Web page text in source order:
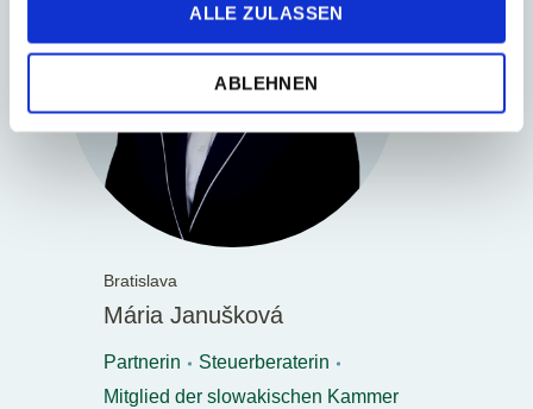
ALLE ZULASSEN
ABLEHNEN
Bratislava
Mária Janušková
Partnerin
Steuerberaterin
Mitglied der slowakischen Kammer